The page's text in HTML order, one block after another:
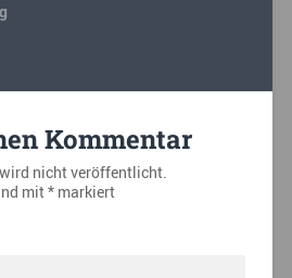
Kommentar
nicht veröffentlicht.
mit*markiert